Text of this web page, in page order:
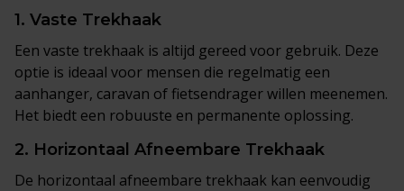
1. Vaste Trekhaak
Een vaste trekhaak is altijd gereed voor gebruik. Deze
optie is ideaal voor mensen die regelmatig een
aanhanger, caravan of fietsendrager willen meenemen.
Het biedt een robuuste en permanente oplossing.
2. Horizontaal Afneembare Trekhaak
De horizontaal afneembare trekhaak kan eenvoudig